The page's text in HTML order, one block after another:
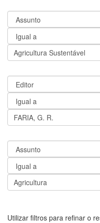
Utilizar filtros para refinar o